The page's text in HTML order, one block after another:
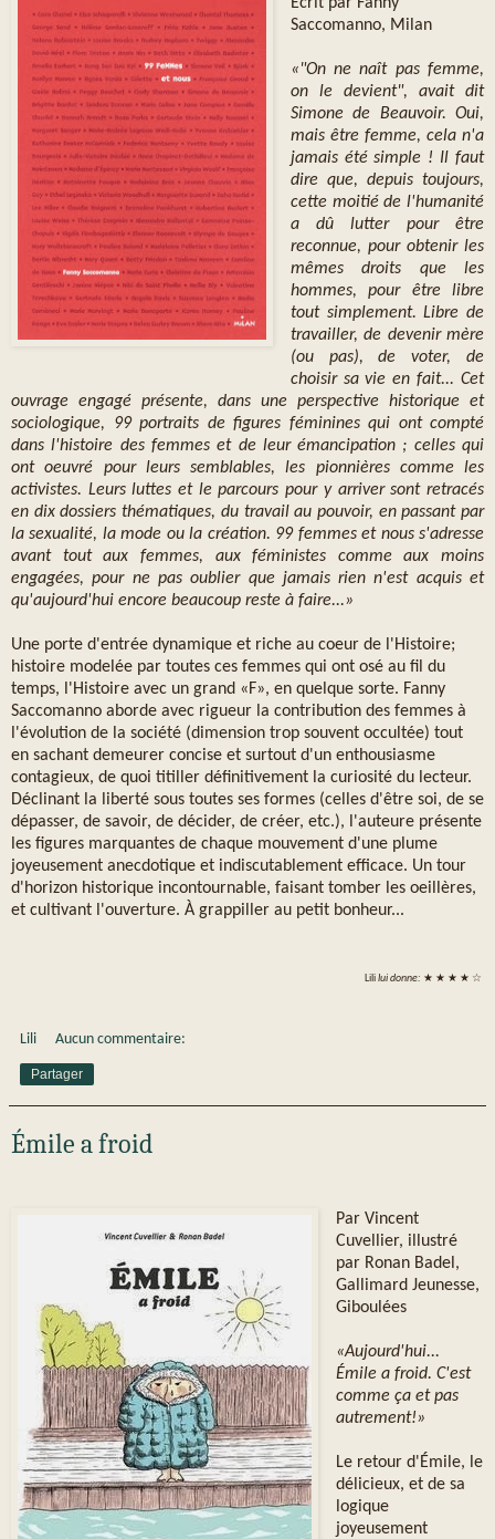
Saccomanno, Milan
«"On ne naît pas femme,
on le devient", avait dit
Simone de Beauvoir. Oui,
mais être femme, cela n'a
jamais été simple ! Il faut
dire que, depuis toujours,
cette moitié de l'humanité
a dû lutter pour être
reconnue, pour obtenir les
mêmes droits que les
hommes, pour être libre
tout simplement. Libre de
travailler, de devenir mère
(ou pas), de voter, de
choisir sa vie en fait... Cet
ouvrage engagé présente, dans une perspective historique et
sociologique, 99 portraits de figures féminines qui ont compté
dans l'histoire des femmes et de leur émancipation ; celles qui
ont oeuvré pour leurs semblables, les pionnières comme les
activistes. Leurs luttes et le parcours pour y arriver sont retracés
en dix dossiers thématiques, du travail au pouvoir, en passant par
la sexualité, la mode ou la création. 99 femmes et nous s'adresse
avant tout aux femmes, aux féministes comme aux moins
engagées, pour ne pas oublier que jamais rien n'est acquis et
qu'aujourd'hui encore beaucoup reste à faire...»
Une porte d'entrée dynamique et riche au coeur de l'Histoire;
histoire modelée par toutes ces femmes qui ont osé au fil du
temps, l'Histoire avec un grand «F», en quelque sorte. Fanny
Saccomanno aborde avec rigueur la contribution des femmes à
l'évolution de la société (dimension trop souvent occultée) tout
en sachant demeurer concise et surtout d'un enthousiasme
contagieux, de quoi titiller définitivement la curiosité du lecteur.
Déclinant la liberté sous toutes ses formes (celles d'être soi, de se
dépasser, de savoir, de décider, de créer, etc.), l'auteure présente
les figures marquantes de chaque mouvement d'une plume
joyeusement anecdotique et indiscutablement efficace. Un tour
d'horizon historique incontournable, faisant tomber les oeillères,
et cultivant l'ouverture. À grappiller au petit bonheur...
Lililui donne: ★ ★ ★ ★ ☆
Lili Aucun commentaire:
Partager
Émile a froid
Par Vincent
Cuvellier, illustré
par Ronan Badel,
Gallimard Jeunesse,
Giboulées
«Aujourd'hui...
Émile a froid. C'est
comme ça et pas
autrement!»
Le retour d'Émile, le
délicieux, et de sa
logique
joyeusement